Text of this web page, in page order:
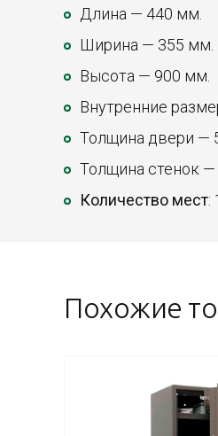
Длина — 440 мм.
Ширина — 355 мм.
Высота — 900 мм.
Внутренние
Толщина двери —
Толщина стенок —
Количество мест:
Похожие